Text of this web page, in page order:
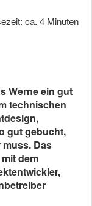
ca. 4 Minuten
Werne ein gut
technischen
gut gebucht,
Das
dem